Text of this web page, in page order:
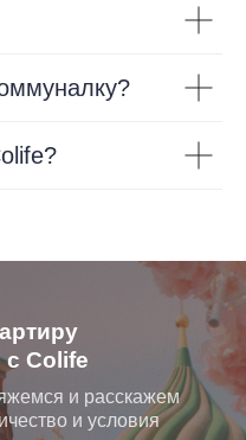
Colife
и расскажем
и условия